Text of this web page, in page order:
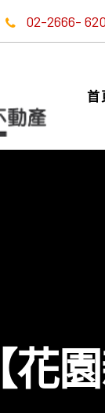
02-2666-
首
【花